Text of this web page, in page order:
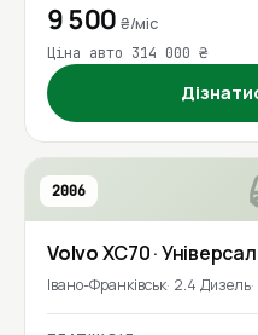
9 500₴/міс
Ціна авто 314 000 ₴
2006
VolvoXC70· Універсал
Івано-Франківськ 2.4 Дизель